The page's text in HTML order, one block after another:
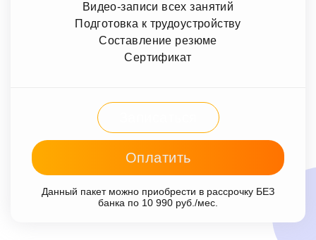
Видео-записи всех занятий
Подготовка к трудоустройству
Составление резюме
Сертификат
Оплатить
Данный пакет можно приобрести в рассрочку БЕЗ
банка по 10 990 руб./мес.